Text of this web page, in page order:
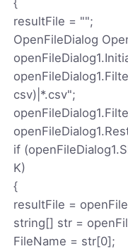
resultFile = "";
OpenFileDialog
csv)|*.csv";
if
K)
{
resultFile =
string[] str =
FileName = str[0];